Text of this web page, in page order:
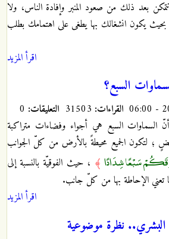
بعد ذلك من صعود المنبر وإفادة الناس، ولا
يكون انشغالك بها يطغى على اهتمامك بطلب
اقرأ المزيد
السبع؟
القراءات: التعليقات:
أنّ السماوات السبع هي أجواء وفضاءات متراكبة
؛ لتكون الجميع محيطةً بالأرض من كلّ الجوانب
سَبْعًا شِدَادًا﴾ ، حيث الفوقيّة بالنسبة إلى
الإحاطة بها من كلّ جانب.
اقرأ المزيد
البشري.. نظرة موضوعية